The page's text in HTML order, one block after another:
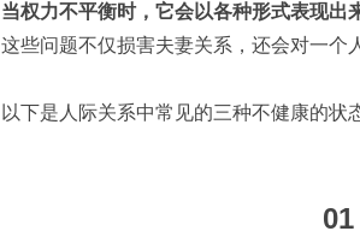
当权力不平衡时，它会以各种形式表现出
这些问题不仅损害夫妻关系，还会对一个
以下是人际关系中常见的三种不健康的状
01